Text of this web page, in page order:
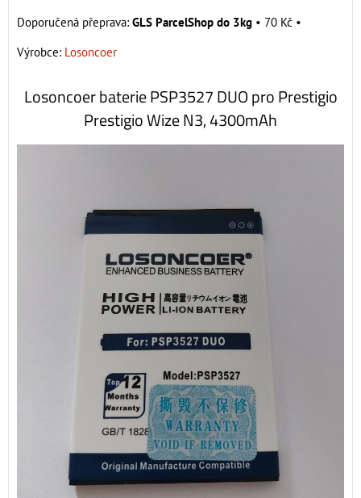
GLS ParcelShop do 3kg • 70 Kč •
Výrobce: Losoncoer
Losoncoer baterie PSP3527 DUO pro Prestigio
Prestigio Wize N3, 4300mAh